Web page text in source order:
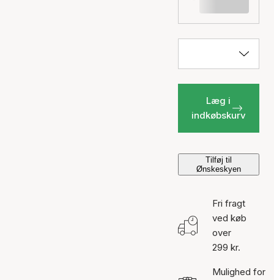
Læg i
indkøbskurv
Tilføj til
Ønskeskyen
Fri fragt
ved køb
over
299 kr.
Mulighed for